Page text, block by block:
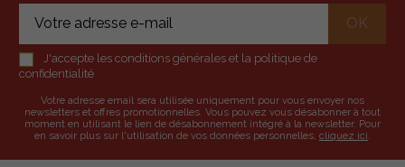
J'accepte les conditions générales et la politique de
confidentialité
Votre adresse email sera utilisée uniquement pour vous envoyer nos
newsletters et offres promotionnelles. Vous pouvez vous désabonner à tout
moment en utilisant le lien de désabonnement intégré à la newsletter. Pour
en savoir plus sur l'utilisation de vos données personnelles, cliquez ici